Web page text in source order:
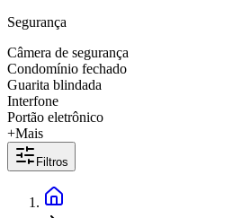
Segurança
Câmera de segurança
Condomínio fechado
Guarita blindada
Interfone
Portão eletrônico
+Mais
Filtros